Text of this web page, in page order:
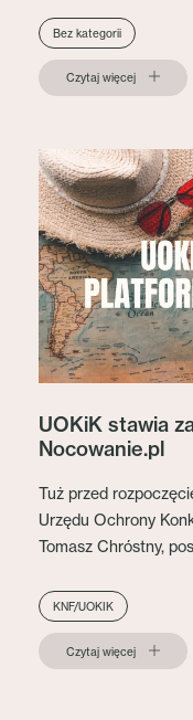
Bez kategorii
Czytaj więcej
UOKiK stawia
Nocowanie.pl
Tuż przed
Urzędu Ochrony
Tomasz Chróstny,
KNF/UOKIK
Czytaj więcej